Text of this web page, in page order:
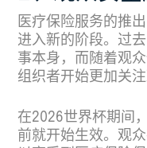
医疗保险服务的推
进入新的阶段。过
事本身，而随着观
组织者开始更加关
在2026世界杯期间
前就开始生效。观